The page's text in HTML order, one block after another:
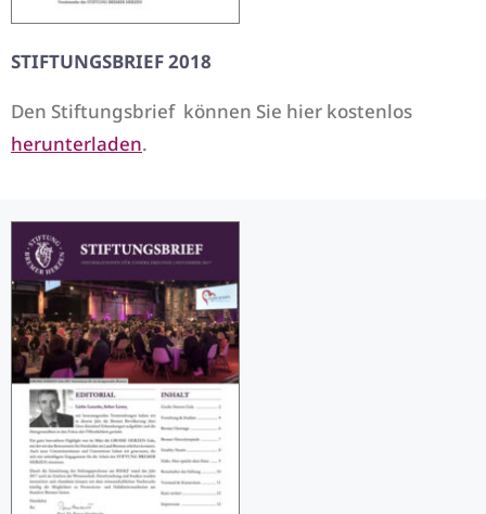
STIFTUNGSBRIEF 2018
Den Stiftungsbrief können Sie hier kostenlos
herunterladen.